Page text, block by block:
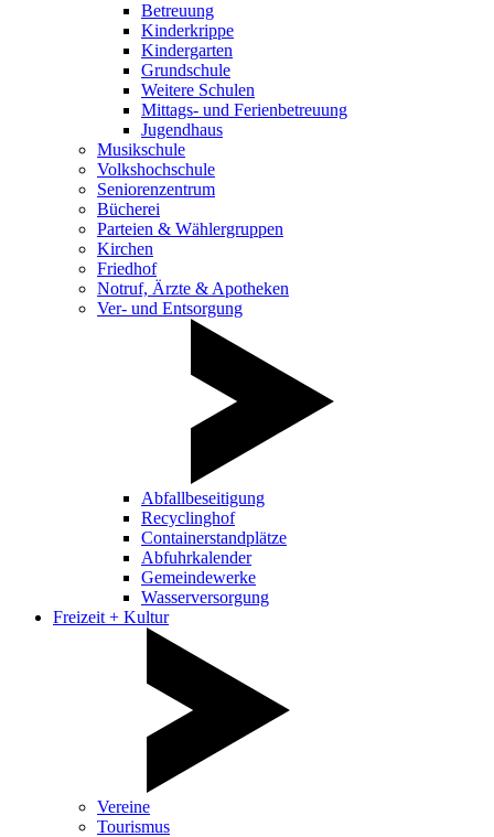
Betreuung
Kinderkrippe
Kindergarten
Grundschule
Weitere Schulen
Mittags- und Ferienbetreuung
Jugendhaus
Musikschule
Volkshochschule
Seniorenzentrum
Bücherei
Parteien & Wählergruppen
Kirchen
Friedhof
Notruf, Ärzte & Apotheken
Ver- und Entsorgung
Abfallbeseitigung
Recyclinghof
Containerstandplätze
Abfuhrkalender
Gemeindewerke
Wasserversorgung
Freizeit + Kultur
Vereine
Tourismus